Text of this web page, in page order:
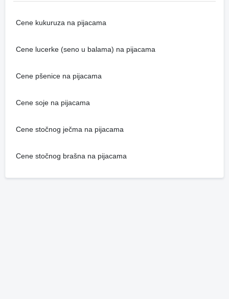
Cene kukuruza na pijacama
Cene lucerke (seno u balama) na pijacama
Cene pšenice na pijacama
Cene soje na pijacama
Cene stočnog ječma na pijacama
Cene stočnog brašna na pijacama